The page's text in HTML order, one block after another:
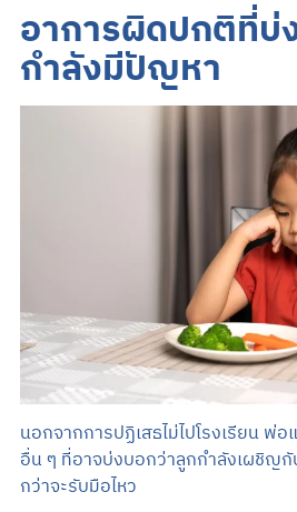
อาการผิดปกติที่บ่
กำลังมีปัญหา
นอกจากการปฏิเสธไม่ไปโรงเรียน
อื่น ๆ ที่อาจบ่งบอกว่าลูกกำลังเผชิญ
กว่าจะรับมือไหว